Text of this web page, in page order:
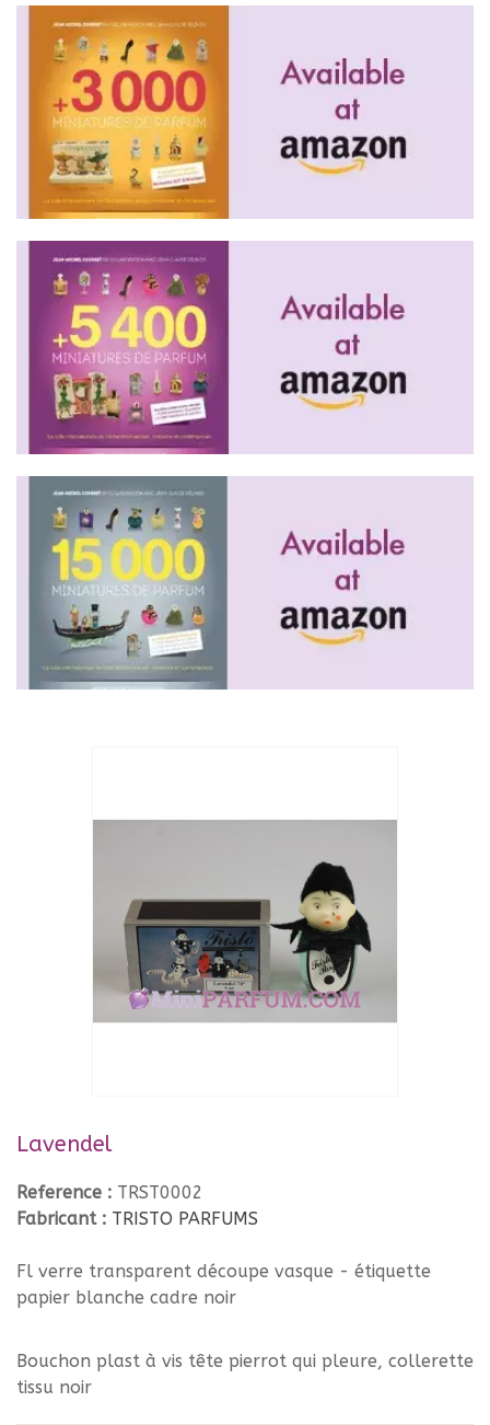
Lavendel
Reference : TRST0002
Fabricant : TRISTO PARFUMS
Fl verre transparent découpe vasque - étiquette
papier blanche cadre noir
Bouchon plast à vis tête pierrot qui pleure, collerette
tissu noir